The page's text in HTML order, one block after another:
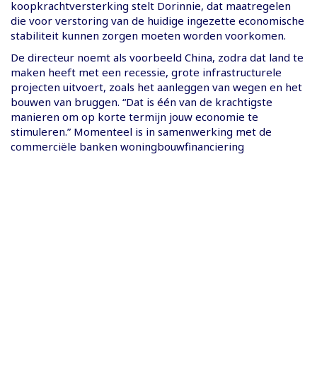
koopkrachtversterking stelt Dorinnie, dat maatregelen
die voor verstoring van de huidige ingezette economische
stabiliteit kunnen zorgen moeten worden voorkomen.
De directeur noemt als voorbeeld China, zodra dat land te
maken heeft met een recessie, grote infrastructurele
projecten uitvoert, zoals het aanleggen van wegen en het
bouwen van bruggen. “Dat is één van de krachtigste
manieren om op korte termijn jouw economie te
stimuleren.” Momenteel is in samenwerking met de
commerciële banken woningbouwfinanciering